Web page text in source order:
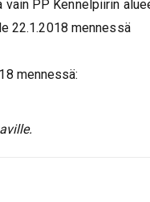
PP Kennelpiirin
22.1.2018 mennessä
mennessä: